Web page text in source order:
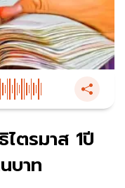
ตรมาส 1ปี
บาท